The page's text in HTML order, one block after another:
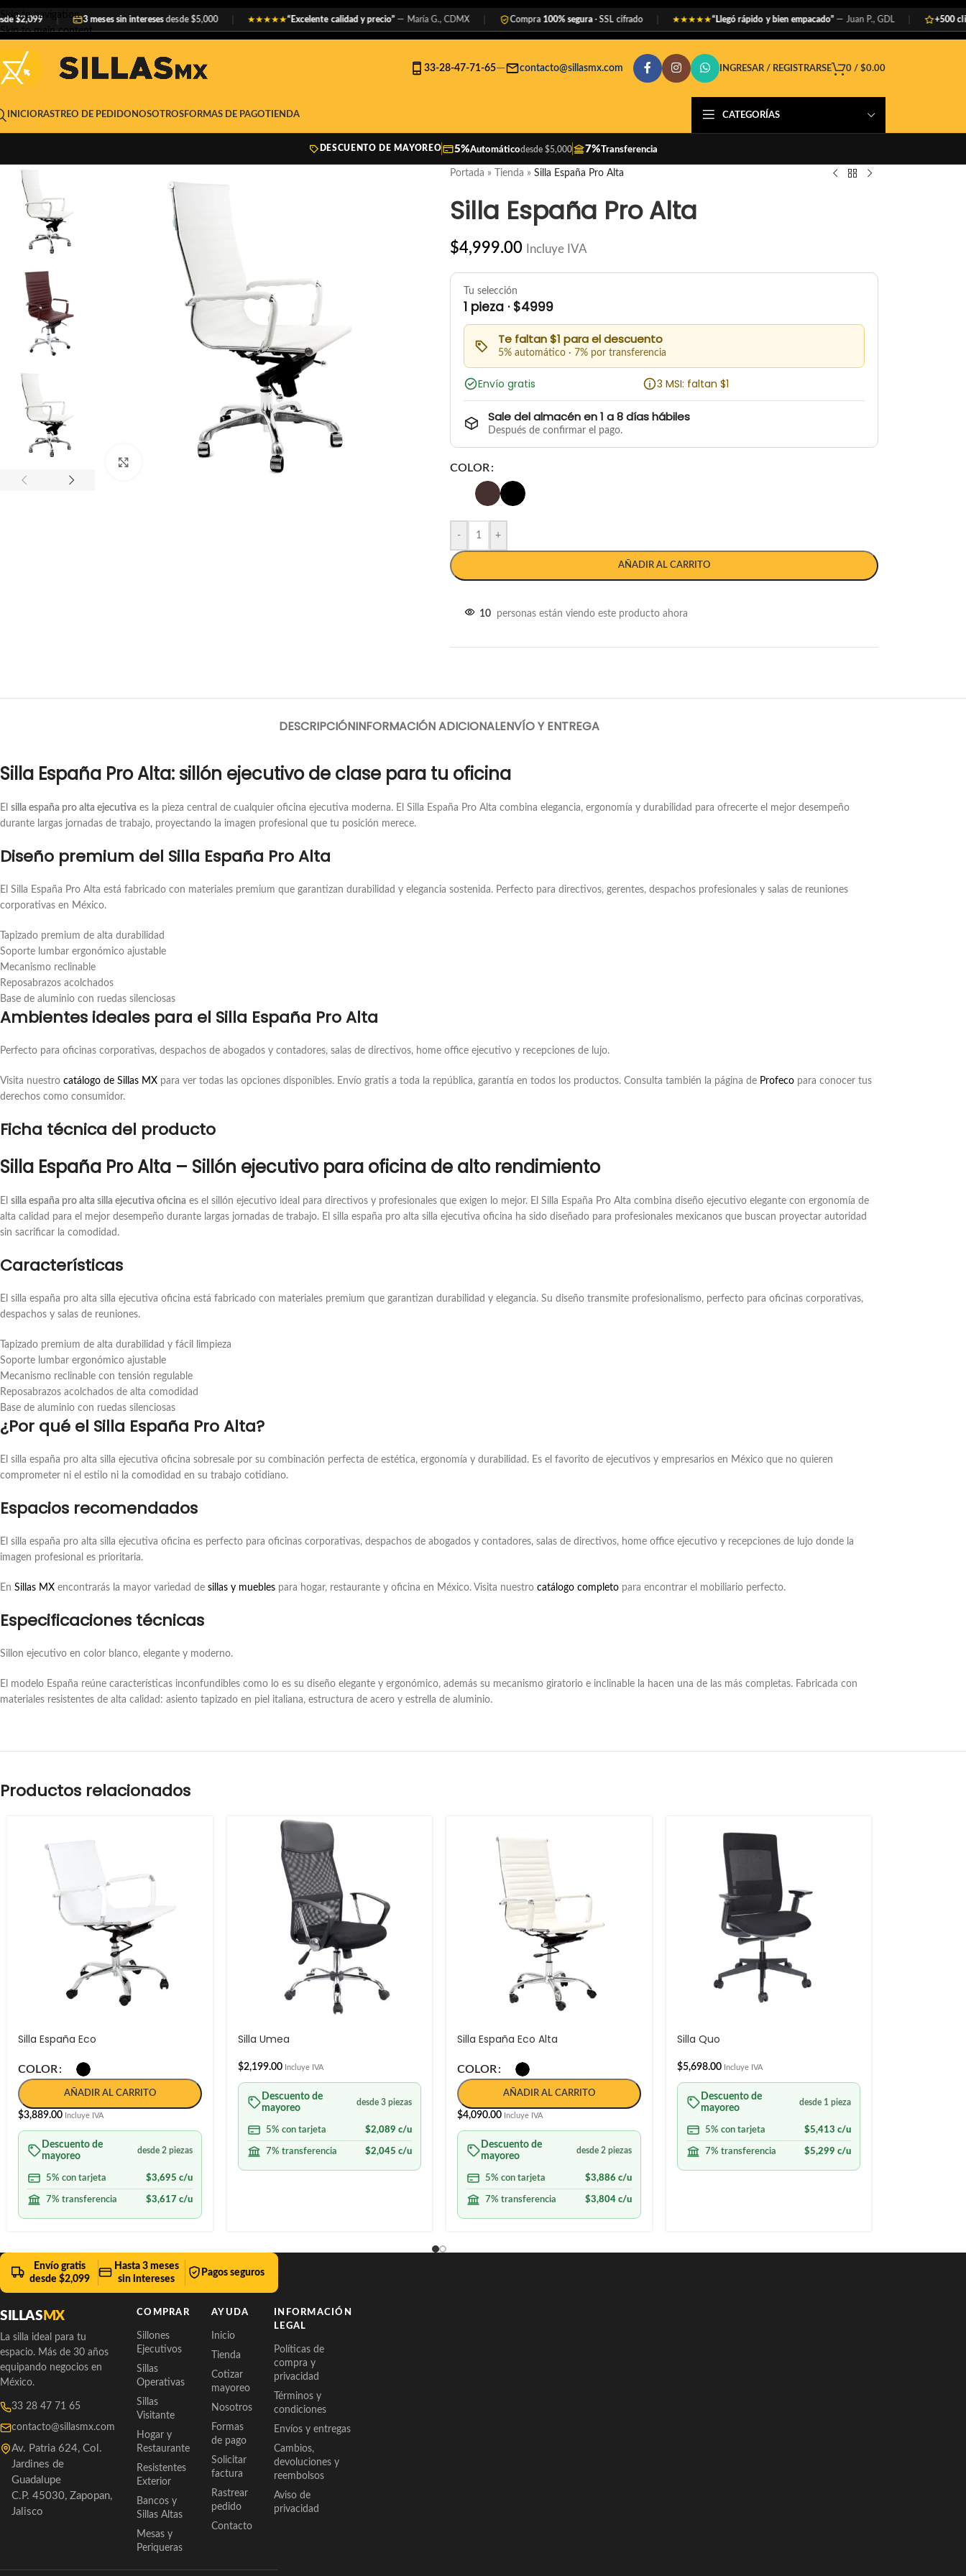
Skip to navigation
Skip to main content
3 meses sin interesesdesde $5,000 ★★★★★“Excelente calidad y precio” — María G., CDMX Compra100% segura· SSL cifrado ★★★★★“Llegó rápido y bien empacado” — Juan P., GDL +500 clientes
33-28-47-71-65— contacto@sillasmx.com INGRESAR / REGISTRARSE 0 / $0.00
INICIO RASTREO DE PEDIDO NOSOTROSFORMAS DE PAGOTIENDA CATEGORÍAS
DESCUENTO DE MAYOREO 5%Automáticodesde $5,000 7%Transferencia
Portada » Tienda » Silla España Pro Alta
Silla España Pro Alta
$4,999.00 Incluye IVA
Tu selección
1 pieza · $4999
Te faltan $1 para el descuento
5% automático · 7% por transferencia
Envío gratis 3 MSI: faltan $1
Sale del almacén en 1 a 8 días hábiles
Después de confirmar el pago.
COLOR
- +
AÑADIR AL CARRITO
10 personas están viendo este producto ahora
DESCRIPCIÓNINFORMACIÓN ADICIONALENVÍO Y ENTREGA
Silla España Pro Alta: sillón ejecutivo de clase para tu oficina
El silla españa pro alta ejecutiva es la pieza central de cualquier oficina ejecutiva moderna. El Silla España Pro Alta combina elegancia, ergonomía y durabilidad para ofrecerte el mejor desempeño
durante largas jornadas de trabajo, proyectando la imagen profesional que tu posición merece.
Diseño premium del Silla España Pro Alta
El Silla España Pro Alta está fabricado con materiales premium que garantizan durabilidad y elegancia sostenida. Perfecto para directivos, gerentes, despachos profesionales y salas de reuniones
corporativas en México.
Tapizado premium de alta durabilidad
Soporte lumbar ergonómico ajustable
Mecanismo reclinable
Reposabrazos acolchados
Base de aluminio con ruedas silenciosas
Ambientes ideales para el Silla España Pro Alta
Perfecto para oficinas corporativas, despachos de abogados y contadores, salas de directivos, home office ejecutivo y recepciones de lujo.
Visita nuestro catálogo de Sillas MX para ver todas las opciones disponibles. Envío gratis a toda la república, garantía en todos los productos. Consulta también la página de Profeco para conocer tus
derechos como consumidor.
Ficha técnica del producto
Silla España Pro Alta – Sillón ejecutivo para oficina de alto rendimiento
El silla españa pro alta silla ejecutiva oficina es el sillón ejecutivo ideal para directivos y profesionales que exigen lo mejor. El Silla España Pro Alta combina diseño ejecutivo elegante con ergonomía de
alta calidad para el mejor desempeño durante largas jornadas de trabajo. El silla españa pro alta silla ejecutiva oficina ha sido diseñado para profesionales mexicanos que buscan proyectar autoridad
sin sacrificar la comodidad.
Características
El silla españa pro alta silla ejecutiva oficina está fabricado con materiales premium que garantizan durabilidad y elegancia. Su diseño transmite profesionalismo, perfecto para oficinas corporativas,
despachos y salas de reuniones.
Tapizado premium de alta durabilidad y fácil limpieza
Soporte lumbar ergonómico ajustable
Mecanismo reclinable con tensión regulable
Reposabrazos acolchados de alta comodidad
Base de aluminio con ruedas silenciosas
¿Por qué el Silla España Pro Alta?
El silla españa pro alta silla ejecutiva oficina sobresale por su combinación perfecta de estética, ergonomía y durabilidad. Es el favorito de ejecutivos y empresarios en México que no quieren
comprometer ni el estilo ni la comodidad en su trabajo cotidiano.
Espacios recomendados
El silla españa pro alta silla ejecutiva oficina es perfecto para oficinas corporativas, despachos de abogados y contadores, salas de directivos, home office ejecutivo y recepciones de lujo donde la
imagen profesional es prioritaria.
En Sillas MX encontrarás la mayor variedad de sillas y muebles para hogar, restaurante y oficina en México. Visita nuestro catálogo completo para encontrar el mobiliario perfecto.
Especificaciones técnicas
Sillon ejecutivo en color blanco, elegante y moderno.
El modelo España reúne características inconfundibles como lo es su diseño elegante y ergonómico, además su mecanismo giratorio e inclinable la hacen una de las más completas. Fabricada con
materiales resistentes de alta calidad: asiento tapizado en piel italiana, estructura de acero y estrella de aluminio.
Productos relacionados
Silla España Eco
COLOR
AÑADIR AL CARRITO
$3,889.00 Incluye IVA
Descuento de
mayoreo
desde 2 piezas
5% con tarjeta $3,695 c/u
7% transferencia $3,617 c/u
Silla Umea
$2,199.00 Incluye IVA
Descuento de
mayoreo
desde 3 piezas
5% con tarjeta $2,089 c/u
7% transferencia $2,045 c/u
Silla España Eco Alta
COLOR
AÑADIR AL CARRITO
$4,090.00 Incluye IVA
Descuento de
mayoreo
desde 2 piezas
5% con tarjeta $3,886 c/u
7% transferencia $3,804c/u
Silla Quo
$5,698.00 Incluye IVA
Descuento de
mayoreo
desde 1 pieza
5% con tarjeta $5,413 c/u
7% transferencia $5,299 c/u
Envío gratis
desde $2,099
Hasta 3 meses
sin intereses
Pagos seguros
SILLAS MX
La silla ideal para tu
espacio. Más de 30 años
equipando negocios en
México.
33 28 47 71 65
contacto@sillasmx.com
Av. Patria 624, Col.
Jardines de
Guadalupe
C.P. 45030, Zapopan,
Jalisco
COMPRAR
Sillones
Ejecutivos
Sillas
Operativas
Sillas
Visitante
Hogar y
Restaurante
Resistentes
Exterior
Bancos y
Sillas Altas
Mesas y
Periqueras
AYUDA
Inicio
Tienda
Cotizar
mayoreo
Nosotros
Formas
de pago
Solicitar
factura
Rastrear
pedido
Contacto
INFORMACIÓN
LEGAL
Políticas de
compra y
privacidad
Términos y
condiciones
Envíos y entregas
Cambios,
devoluciones y
reembolsos
Aviso de
privacidad